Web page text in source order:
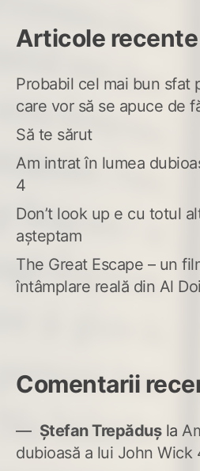
Articole recente
Probabil cel mai bun sfat
care vor să se apuce de
Să te sărut
Am intrat în lumea
4
Don’t look up e cu totul
așteptam
The Great Escape – un
întâmplare reală din Al
Comentarii
Ștefan Trepădușla
dubioasă a lui John Wick